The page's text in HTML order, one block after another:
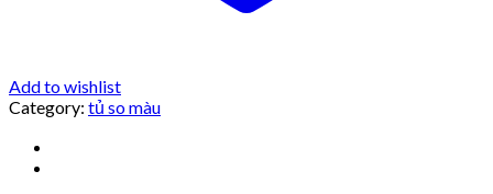
Add to wishlist
Category: tủ so màu